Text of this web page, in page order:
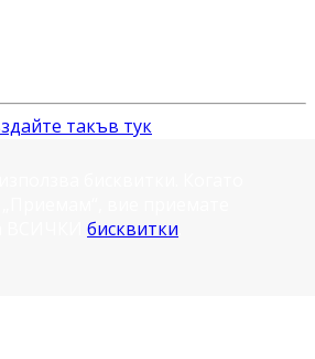
такъв тук
бисквитки